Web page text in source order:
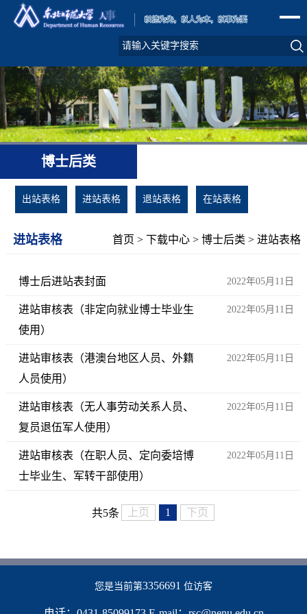
博士后类
出站表格 进站表格 退站表格 在站表格
进站表格 首页 >下载中心 >博士后类 >进站表格
2022年05月11日
博士后进站表封面
2022年05月11日
进站审核表（非定向就业博士毕业生
使用）
2022年05月11日
进站审核表（港澳台地区人员、外籍
人员使用）
2022年05月11日
进站审核表（无人事劳动关系人员、
复员退伍军人使用）
2022年05月11日
进站审核表（在职人员、定向委培博
士毕业生、军转干部使用）
共5条 上页 1 下页
您是当前第3356691 位访客